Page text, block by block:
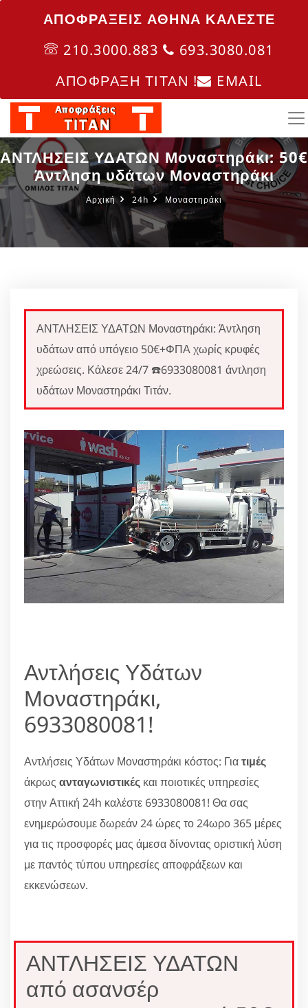
ΑΠΟΦΡΑΞΕΙΣ ΑΘΗΝΑ ΚΑΛΈΣΤΕ
210.3000.883
693.3080.081
ΑΠΟΦΡΑΞΗ ΤΙΤΑΝ !
EMAIL
ΑΝΤΛΗΣΕΙΣ ΥΔΑΤΩΝ Μοναστηράκι: 50€
Άντληση υδάτων Μοναστηράκι
Αρχική 24h Μοναστηράκι
ΑΝΤΛΗΣΕΙΣ ΥΔΑΤΩΝ Μοναστηράκι: Άντληση
υδάτων από υπόγειο 50€+ΦΠΑ χωρίς κρυφές
χρεώσεις. Κάλεσε 24/7 ☎️6933080081 άντληση
υδάτων Μοναστηράκι Τιτάν.
Αντλήσεις Υδάτων
Μοναστηράκι,
6933080081!
Αντλήσεις Υδάτων Μοναστηράκι κόστος: Γιατιμές
άκρως ανταγωνιστικές και ποιοτικές υπηρεσίες
στην Αττική 24h καλέστε 6933080081! Θα σας
ενημερώσουμε δωρεάν 24 ώρες το 24ωρο 365 μέρες
για τις προσφορές μας άμεσα δίνοντας οριστική λύση
με παντός τύπου υπηρεσίες αποφράξεων και
εκκενώσεων.
ΑΝΤΛΗΣΕΙΣ ΥΔΑΤΩΝ
από ασανσέρ